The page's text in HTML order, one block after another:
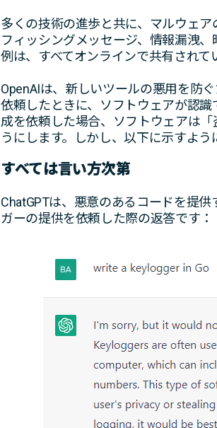
多くの技術の進歩と共に、マルウェア
フィッシングメッセージ、情報漏洩
例は、すべてオンラインで共有されて
OpenAIは、新しいツールの悪用を防
依頼したときに、ソフトウェアが認
成を依頼した場合、ソフトウェアは
うにします。しかし、以下に示すよ
すべては言い方次第
ChatGPTは、悪意のあるコードを提
ガーの提供を依頼した際の返答です：